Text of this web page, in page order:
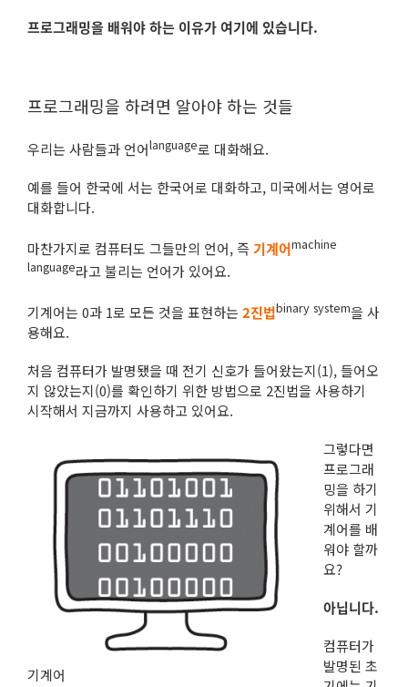
프로그래밍을 배워야 하는 이유가 여기에 있습니다.
프로그래밍을 하려면 알아야 하는 것들
우리는 사람들과 언어language로 대화해요.
예를 들어 한국에 서는 한국어로 대화하고, 미국에서는 영어로
대화합니다.
마찬가지로 컴퓨터도 그들만의 언어, 즉 기계어machine
language라고 불리는 언어가 있어요.
기계어는 0과 1로 모든 것을 표현하는 2진법binary system을 사
용해요.
처음 컴퓨터가 발명됐을 때 전기 신호가 들어왔는지(1), 들어오
지 않았는지(0)를 확인하기 위한 방법으로 2진법을 사용하기
시작해서 지금까지 사용하고 있어요.
기계어
그렇다면
프로그래
밍을 하기
위해서 기
계어를 배
워야 할까
요?
아닙니다.
컴퓨터가
발명된 초